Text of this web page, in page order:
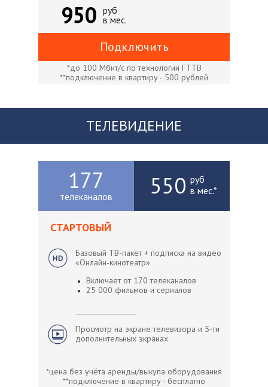
950
550
СТАРТОВЫЙ
Базовый ТВ-пакет + подписка на видео
«Онлайн-кинотеатр»
Включает от 170 телеканалов
25 000 фильмов и сериалов
руб
в мес.*
Просмотр на экране телевизора и 5-ти
дополнительных экранах
Подключить
руб
в мес.
ТЕЛЕВИДЕНИЕ
*цена без учёта аренды/выкупа оборудования
**подключение в квартиру - бесплатно
телеканалов
177
*до 100 Мбит/с по технологии FTTB
**подключение в квартиру - 500 рублей